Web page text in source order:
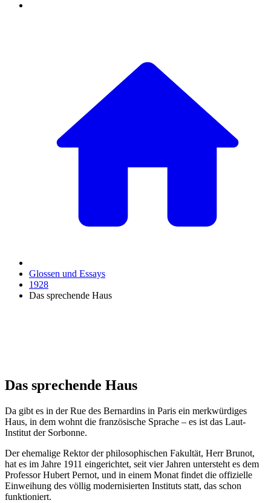
Glossen und Essays
1928
Das sprechende Haus
Das sprechende Haus
Da gibt es in der Rue des Bernardins in Paris ein merkwürdiges
Haus, in dem wohnt die französische Sprache – es ist das Laut-
Institut der Sorbonne.
Der ehemalige Rektor der philosophischen Fakultät, Herr Brunot,
hat es im Jahre 1911 eingerichtet, seit vier Jahren untersteht es dem
Professor Hubert Pernot, und in einem Monat findet die offizielle
Einweihung des völlig modernisierten Instituts statt, das schon
funktioniert.